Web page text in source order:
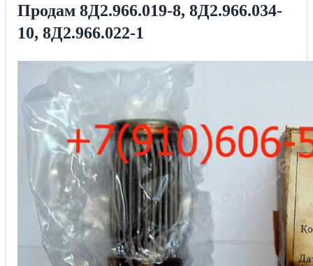
Продам 8Д2.966.019-8, 8Д2.966.034-
10, 8Д2.966.022-1